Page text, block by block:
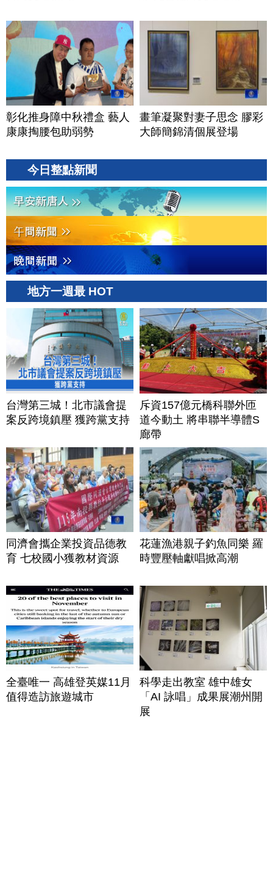
彰化推身障中秋禮盒 藝人
康康掏腰包助弱勢
畫筆凝聚對妻子思念 膠彩
大師簡錦清個展登場
今日整點新聞
地方一週最 HOT
台灣第三城！北市議會提
案反跨境鎮壓 獲跨黨支持
斥資157億元橋科聯外匝
道今動土 將串聯半導體S
廊帶
同濟會攜企業投資品德教
育 七校國小獲教材資源
花蓮漁港親子釣魚同樂 羅
時豐壓軸獻唱掀高潮
全臺唯一 高雄登英媒11月
值得造訪旅遊城市
科學走出教室 雄中雄女
「AI 詠唱」成果展潮州開
展